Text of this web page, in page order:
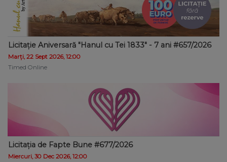
Licitație Aniversară "Hanul cu Tei 1833" - 7 ani #657/2026
Marți, 22 Sept 2026, 12:00
Timed Online
Licitația de Fapte Bune #677/2026
Miercuri, 30 Dec 2026, 12:00